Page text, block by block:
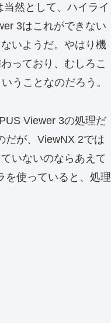
然として、ハイライ
3はこれができない
いようだ。やはり機
っており、むしろこ
うことなのだろう。
Viewer 3の処理だ
だが、ViewNX 2では
いないのならあえて
を使っていると、処理